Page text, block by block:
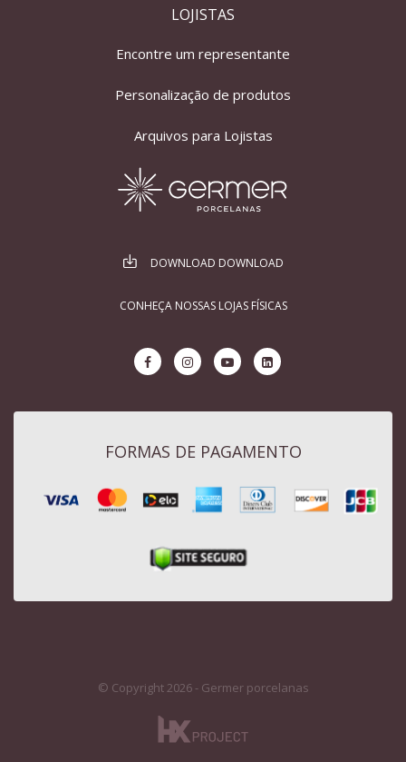
LOJISTAS
Encontre um representante
Personalização de produtos
Arquivos para Lojistas
DOWNLOAD DOWNLOAD
CONHEÇA NOSSAS LOJAS FÍSICAS
FORMAS DE PAGAMENTO
© Copyright 2026 - Germer porcelanas